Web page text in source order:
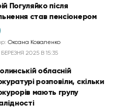
Погуляйко після
став пенсіонером
Оксана Коваленко
БЕРЕЗНЯ 2025 В 15:35
обласній
розповіли, скільки
мають групу